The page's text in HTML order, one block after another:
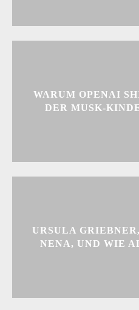
WARUM OPENAI
DER MUSK-
URSULA
NENA, UND WIE